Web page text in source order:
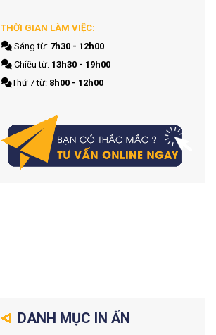
THỜI GIAN LÀM VIỆC:
Sáng từ: 7h30 - 12h00
Chiều từ: 13h30 - 19h00
Thứ 7 từ: 8h00 - 12h00
DANH MỤC IN ẤN